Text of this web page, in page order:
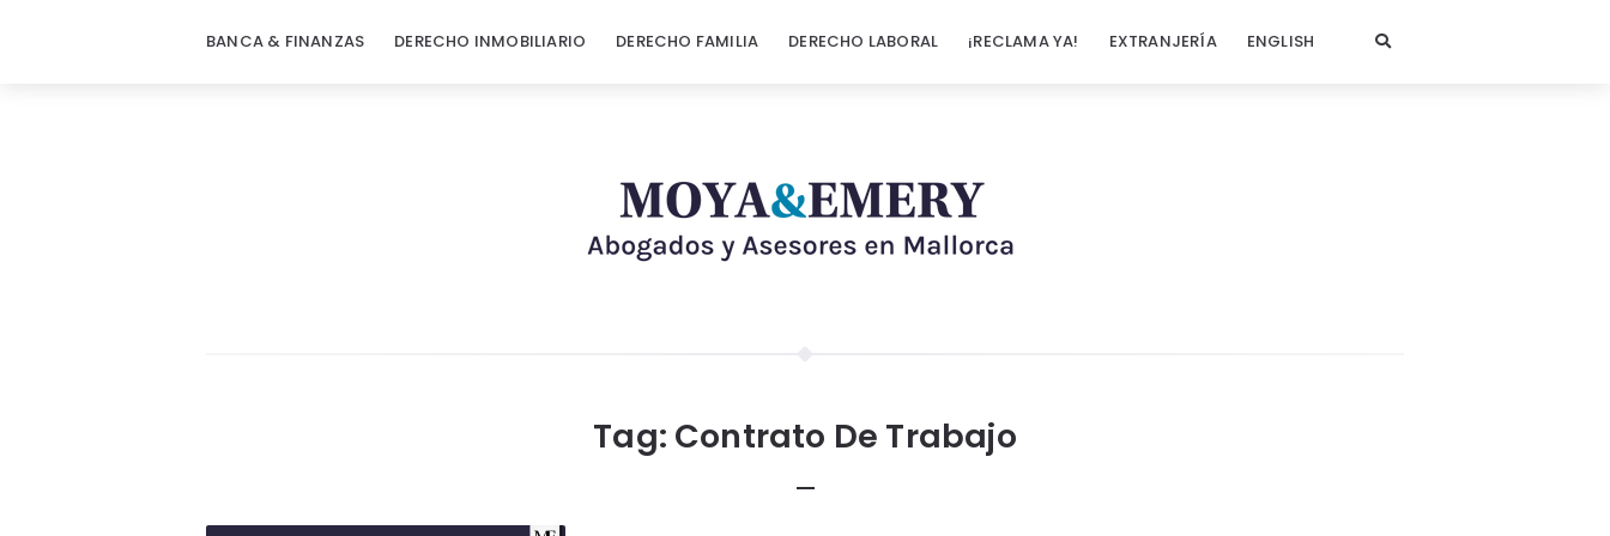
BANCA & FINANZAS DERECHO INMOBILIARIO DERECHO FAMILIA DERECHO LABORAL ¡RECLAMA YA! EXTRANJERÍA ENGLISH
Tag: Contrato De Trabajo